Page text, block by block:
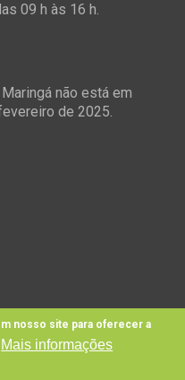
09 h às 16 h.
não está em
de 2025.
nosso site para oferecer a
Mais informações